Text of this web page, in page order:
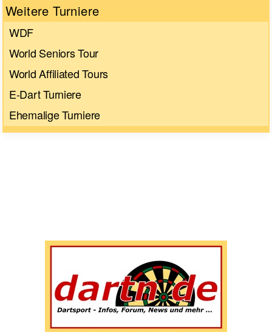
Weitere Turniere
WDF
World Seniors Tour
World Affiliated Tours
E-Dart Turniere
Ehemalige Turniere